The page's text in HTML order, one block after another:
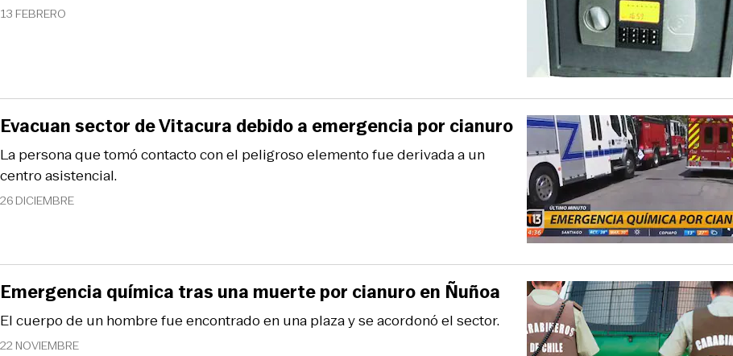
13 FEBRERO
26 DICIEMBRE
La persona que tomó contacto con el peligroso elemento fue derivada a un
centro asistencial.
Evacuan sector de Vitacura debido a emergencia por cianuro
22 NOVIEMBRE
El cuerpo de un hombre fue encontrado en una plaza y se acordonó el sector.
Emergencia química tras una muerte por cianuro en Ñuñoa